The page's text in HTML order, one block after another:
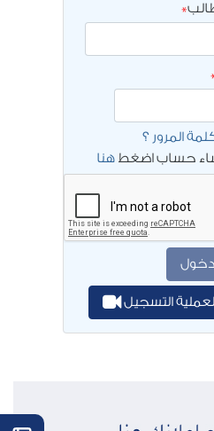
المرور ؟
حساب اضغطهنا
دخول
التسجيل